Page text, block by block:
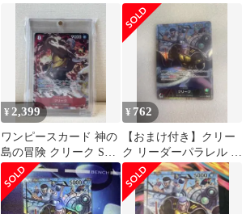
15
¥2,399
ワンピースカード 神の
島の冒険 クリーク SR
パラレル OP15-008
¥ 762
【おまけ付き】クリー
ク リーダーパラレル 神
の島の冒険